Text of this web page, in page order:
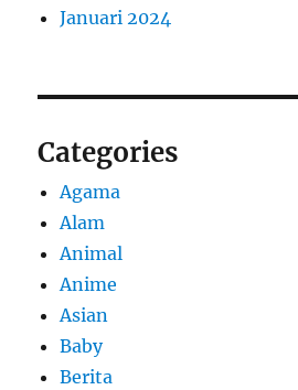
Januari 2024
Categories
Agama
Alam
Animal
Anime
Asian
Baby
Berita